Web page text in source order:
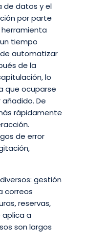
datos y el
por parte
tiempo
automatizar
de la
lo
que ocuparse
De
rápidamente
de error
gestión
correos
reservas,
aplica a
son largos